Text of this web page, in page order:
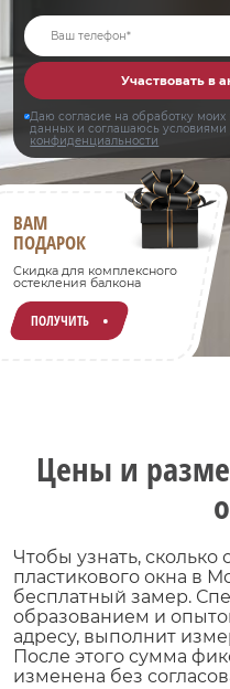
Участвовать в
Даю согласие на обработку
данных и соглашаюсь условиями
конфиденциальности
ВАМ
ПОДАРОК
Скидка для комплексного
остекления балкона
ПОЛУЧИТЬ
Цены и
Чтобы узнать, сколько
пластикового окна в
бесплатный замер.
образованием и
адресу, выполнит
После этого сумма
изменена без